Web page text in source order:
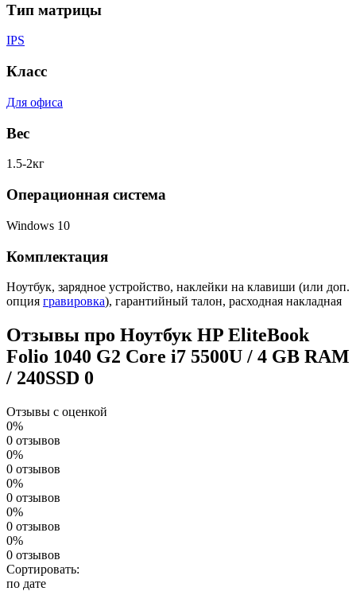
Тип матрицы
IPS
Класс
Для офиса
Вес
1.5-2кг
Операционная система
Windows 10
Комплектация
Ноутбук, зарядное устройство, наклейки на клавиши (или доп.
опция гравировка), гарантийный талон, расходная накладная
Отзывы про Ноутбук HP EliteBook
Folio 1040 G2 Core i7 5500U / 4 GB RAM
/ 240SSD 0
Отзывы с оценкой
0%
0 отзывов
0%
0 отзывов
0%
0 отзывов
0%
0 отзывов
0%
0 отзывов
Сортировать:
по дате